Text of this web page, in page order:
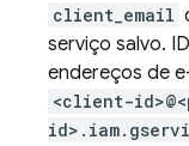
client_email
serviço salvo.
endereços de
<client-